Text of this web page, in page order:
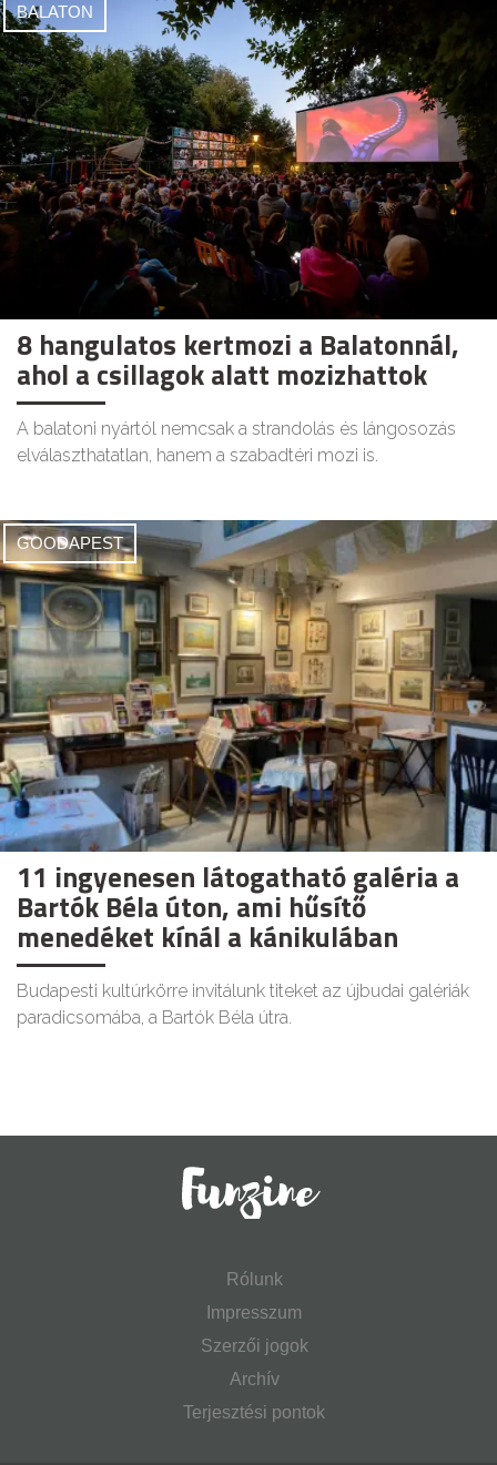
BALATON
8 hangulatos kertmozi a Balatonnál,
ahol a csillagok alatt mozizhattok
A balatoni nyártól nemcsak a strandolás és lángosozás
elválaszthatatlan, hanem a szabadtéri mozi is.
GOODAPEST
11 ingyenesen látogatható galéria a
Bartók Béla úton, ami hűsítő
menedéket kínál a kánikulában
Budapesti kultúrkörre invitálunk titeket az újbudai galériák
paradicsomába, a Bartók Béla útra.
Rólunk
Impresszum
Szerzői jogok
Archív
Terjesztési pontok